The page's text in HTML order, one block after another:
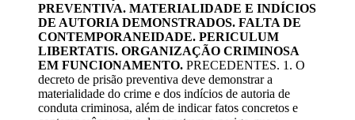
PREVENTIVA. MATERIALIDADE E INDÍCIOS
DE AUTORIA DEMONSTRADOS. FALTA DE
CONTEMPORANEIDADE. PERICULUM
LIBERTATIS. ORGANIZAÇÃO CRIMINOSA
EM FUNCIONAMENTO. PRECEDENTES. 1. O
decreto de prisão preventiva deve demonstrar a
materialidade do crime e dos indícios de autoria de
conduta criminosa, além de indicar fatos concretos e